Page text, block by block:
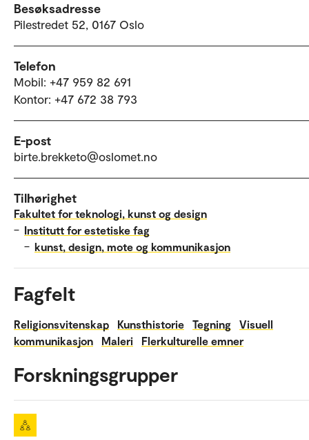
Besøksadresse
Pilestredet 52, 0167 Oslo
Telefon
Mobil: +47 959 82 691
Kontor: +47 672 38 793
E-post
birte.brekketo@oslomet.no
Tilhørighet
Fakultet for teknologi, kunst og design
– Institutt for estetiske fag
– kunst, design, mote og kommunikasjon
Fagfelt
Religionsvitenskap Kunsthistorie Tegning
Visuell
kommunikasjon
Maleri Flerkulturelle emner
Forskningsgrupper